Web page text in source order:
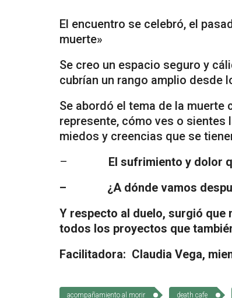
El encuentro se celebró, el
muerte»
Se creo un espacio seguro y
cubrían un rango amplio desde
Se abordó el tema de la
represente, cómo ves o sientes
miedos y creencias que se
–
El sufrimiento y dolor
– ¿A dónde vamos
Y respecto al duelo, surgió que
todos los proyectos que
Facilitadora: Claudia Vega,
acompañamiento al morir death cafe